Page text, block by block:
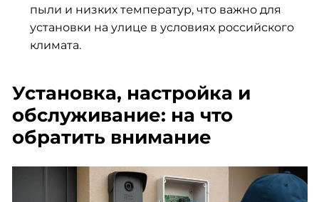
пыли и низких температур, что важно для
установки на улице в условиях российского
климата.
Установка, настройка и
обслуживание: на что
обратить внимание